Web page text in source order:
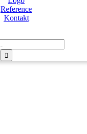
Reference
Kontakt